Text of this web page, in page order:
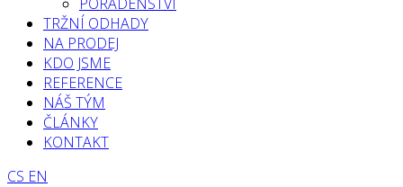
TRŽNÍ ODHADY
NA PRODEJ
KDO JSME
REFERENCE
NÁŠ TÝM
ČLÁNKY
KONTAKT
CS EN